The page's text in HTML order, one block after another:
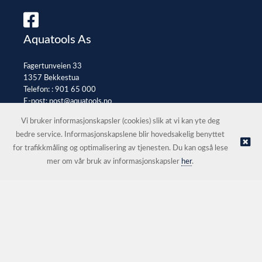
Aquatools As
Fagertunveien 33
1357 Bekkestua
Telefon: : 901 65 000
E-post:post@aquatools.no
© Aquatools As |Nettbutikk levert av Kréatif
Vi bruker informasjonskapsler (cookies) slik at vi kan yte deg
bedre service. Informasjonskapslene blir hovedsakelig benyttet
for trafikkmåling og optimalisering av tjenesten. Du kan også lese
mer om vår bruk av informasjonskapsler her.